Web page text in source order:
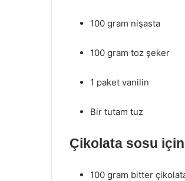
100 gram nişasta
100 gram toz şeker
1 paket vanilin
Bir tutam tuz
Çikolata sosu
100 gram bitter